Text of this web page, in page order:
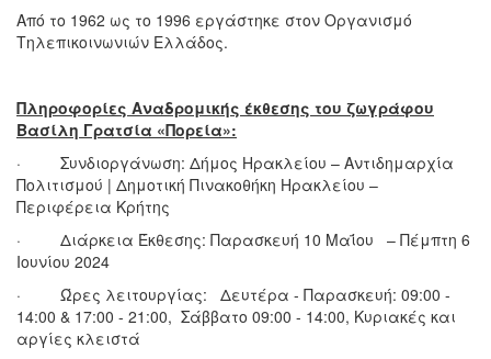
Από το 1962 ως το 1996 εργάστηκε στον Οργανισμό
Τηλεπικοινωνιών Ελλάδος.
Πληροφορίες Αναδρομικής έκθεσης του ζωγράφου
Βασίλη Γρατσία «Πορεία»:
· Συνδιοργάνωση: Δήμος Ηρακλείου – Αντιδημαρχία
Πολιτισμού | Δημοτική Πινακοθήκη Ηρακλείου –
Περιφέρεια Κρήτης
· Διάρκεια Έκθεσης: Παρασκευή 10 Μαΐου – Πέμπτη 6
Ιουνίου 2024
· Ώρες λειτουργίας: Δευτέρα - Παρασκευή: 09:00 -
14:00 & 17:00 - 21:00, Σάββατο 09:00 - 14:00, Κυριακές και
αργίες κλειστά